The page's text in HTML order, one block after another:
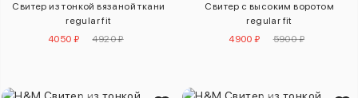
Свитер из тонкой вязаной ткани
regular fit
4050 ₽
4920 ₽
Свитер с высоким воротом
regular fit
4900 ₽
5900 ₽